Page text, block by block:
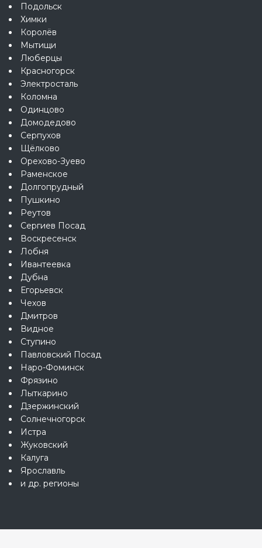
Подольск
Химки
Королёв
Мытищи
Люберцы
Красногорск
Электросталь
Коломна
Одинцово
Домодедово
Серпухов
Щёлково
Орехово-Зуево
Раменское
Долгопрудный
Пушкино
Реутов
Сергиев Посад
Воскресенск
Лобня
Ивантеевка
Дубна
Егорьевск
Чехов
Дмитров
Видное
Ступино
Павловский Посад
Наро-Фоминск
Фрязино
Лыткарино
Дзержинский
Солнечногорск
Истра
Жуковский
Калуга
Ярославль
и др. регионы